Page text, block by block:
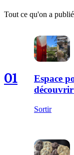
Tout ce qu'on a
01
Espace
Sortir